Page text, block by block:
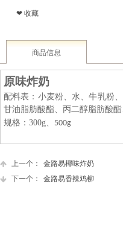
❤ 收藏
商品信息
原味炸奶
配料表：小麦粉、水、牛乳粉
甘油脂肪酸酯、丙二醇脂肪酸酯
规格： 300g、 500g
上一个：
金路易椰味炸奶
下一个：
金路易香辣鸡柳